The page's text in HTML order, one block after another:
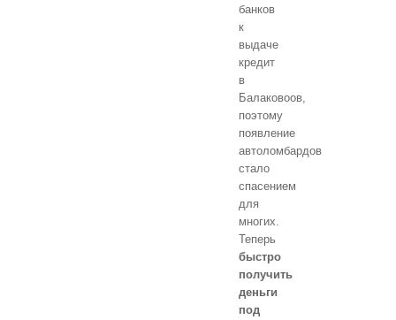
банков
к
выдаче
кредит
в
Балаковоов,
поэтому
появление
автоломбардов
стало
спасением
для
многих.
Теперь
быстро
получить
деньги
под